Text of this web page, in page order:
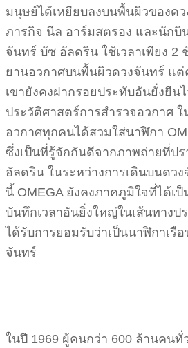
มนุษย์ได้เหยียบลงบนพื้นผิวของด
ภารกิจ นีล อาร์มสตรอง และนักบิ
จันทร์ บัซ อัลดริน ใช้เวลาเพียง 2
ยานอวกาศบนพื้นผิวดวงจันทร์ แต่
เขายังคงฝากรอยประทับอันยั่งยืน
ประวัติศาสตร์การสำรวจอวกาศ
อวกาศทุกคนได้สวมใส่นาฬิกา
ซึ่งเป็นที่รู้จักกันดีจากภาพถ่ายที่ป
อัลดริน ในระหว่างการเดินบนดว
นี้ OMEGA ยังคงภาคภูมิใจที่ได้เ
บันทึกเวลาอันยิ่งใหญ่ในเส้นทางป
ได้รับการยอมรับว่าเป็นนาฬิกาเรื
จันทร์
ในปี 1969 ผู้คนกว่า 600 ล้านคนทั่